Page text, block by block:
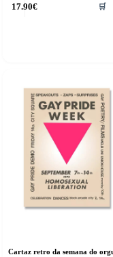
17.90€ 🛒
Cartaz retro da semana do